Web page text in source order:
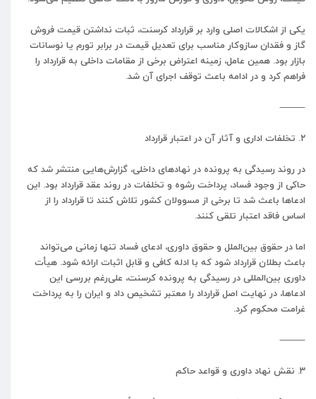
یکی از اشکالات اصلی وارد بر قرارداد کرسنت، ثبات نداشتن قیمت فروش
گاز و فقدان سازوکار مناسب برای تعدیل قیمت در برابر تورم یا نوسانات
بازار بود. همین عامل، زمینه اعتراض برخی از مقامات داخلی به قرارداد را
فراهم کرد و در ادامه باعث توقف اجرای آن شد.
⸻
۲. تخلفات اداری و آثار آن در اعتبار قرارداد
در روند رسیدگی به پرونده در نهادهای داخلی، گزارش‌هایی منتشر شد که
حاکی از وجود فساد، پرداخت رشوه و تخلفات در روند عقد قرارداد بود. این
ادعاها باعث شد تا برخی از مسوولان کشور تلاش کنند تا قرارداد را از
اساس فاقد اعتبار تلقی کنند.
اما در حقوق بین‌الملل و حقوق داوری، ادعای فساد تنها زمانی می‌تواند
باعث بطلان قرارداد شود که با ادله کافی و قابل اثبات ارائه شود. هیأت
داوری بین‌المللی در رسیدگی به پرونده کرسنت، علی‌رغم بررسی این
ادعاها، در نهایت اصل قرارداد را معتبر تشخیص داد و ایران را به پرداخت
غرامت محکوم کرد.
⸻
۳. نقش نهاد داوری و قواعد حاکم